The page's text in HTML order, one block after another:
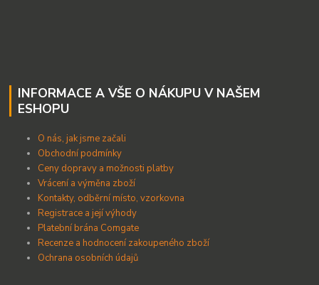
INFORMACE A VŠE O NÁKUPU V NAŠEM
ESHOPU
O nás, jak jsme začali
Obchodní podmínky
Ceny dopravy a možnosti platby
Vrácení a výměna zboží
Kontakty, odběrní místo, vzorkovna
Registrace a její výhody
Platební brána Comgate
Recenze a hodnocení zakoupeného zboží
Ochrana osobních údajů